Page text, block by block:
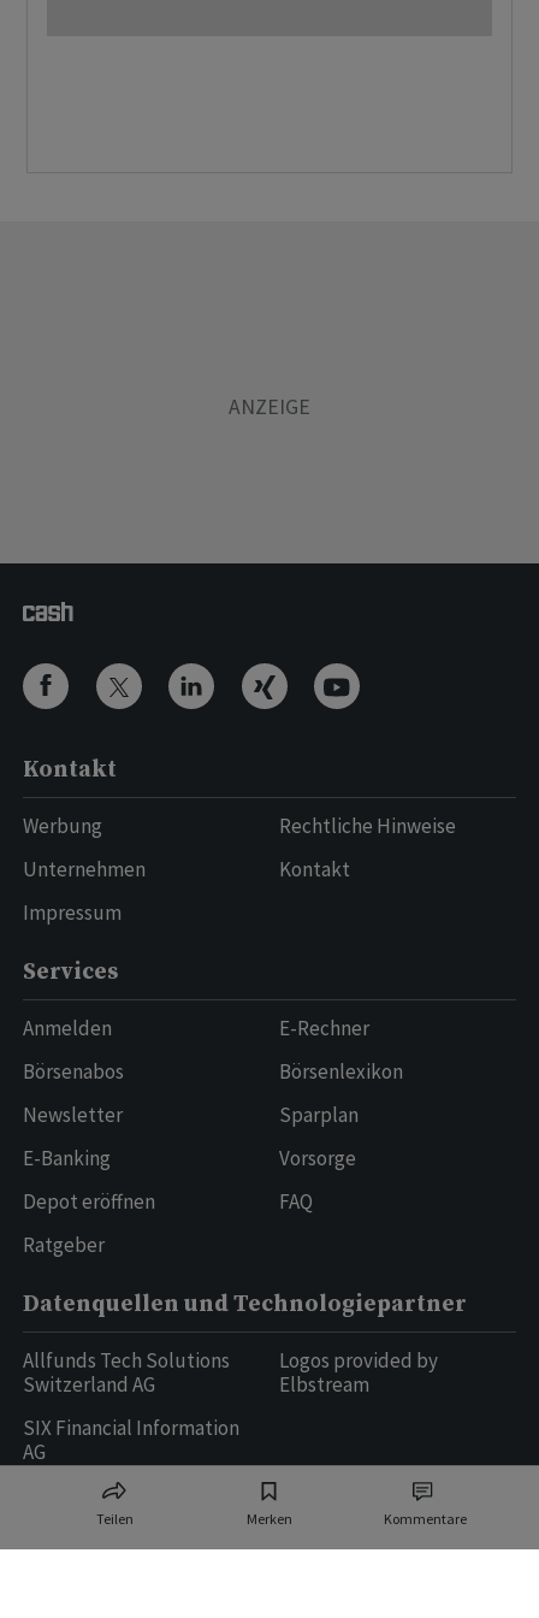
Teilen Merken Kommentare
Kontakt
Werbung
Unternehmen
Impressum
Rechtliche Hinweise
Kontakt
Services
Anmelden
Börsenabos
Newsletter
E-Banking
Depot eröffnen
Ratgeber
E-Rechner
Börsenlexikon
Sparplan
Vorsorge
FAQ
Datenquellen und Technologiepartner
Allfunds Tech Solutions
Switzerland AG
SIX Financial Information
AG
Logos provided by
Elbstream